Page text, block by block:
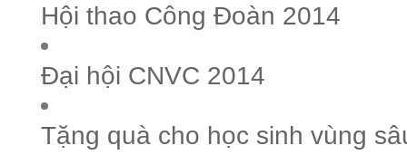
Hội thao Công Đoàn 2014
Đại hội CNVC 2014
Tặng quà cho học sinh vùng